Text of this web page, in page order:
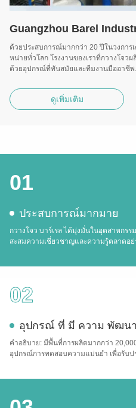
Guangzhou Barel
ด้วยประสบการณ์มากกว่า 20 ปีในวงการ
หน่ายทั่วโลก โรงงานของเราที่กวางโจ
ด้วยอุปกรณ์ที่ทันสมัยและทีมงานมืออาชีพ.
ดูเพิ่มเติม
01
ประสบการณ์มากมาย
กวางโจว บาร์เรล ได้มุ่งมั่นในอุตสาหกร
สะสมความเชี่ยวชาญและความรู้ตลาดอย่
02
อุปกรณ์ ที่ มี ความ พัฒนา
คําอธิบาย: มีพื้นที่การผลิตมากกว่า
อุปกรณ์การทดสอบความแม่นยํา เพื่อรับ